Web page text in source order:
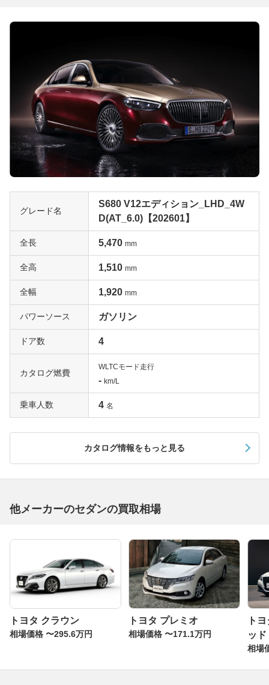
グレード名
S680 V12エディション_LHD_4W
D(AT_6.0)【202601】
全長 5,470 mm
全高 1,510 mm
全幅 1,920 mm
パワーソース ガソリン
ドア数 4
カタログ燃費
WLTCモード走行
- km/L
乗車人数 4 名
カタログ情報をもっと見る
他メーカーのセダンの買取相場
トヨタ クラウン
相場価格 〜295.6万円
トヨタ プレミオ
相場価格 〜171.1万円
ト
ッド
相場